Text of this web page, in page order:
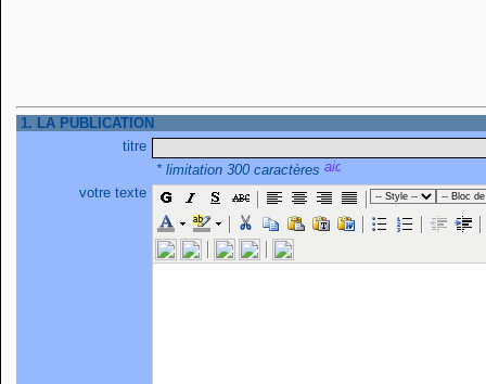
1. LA PUBLICATION
titre
* limitation 300 caractères
votre texte